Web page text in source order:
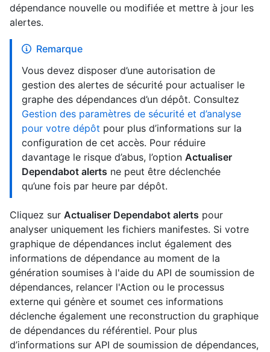
dépendance nouvelle ou modifiée et mettre à jour les
alertes.
Remarque
Vous devez disposer d’une autorisation de
gestion des alertes de sécurité pour actualiser le
graphe des dépendances d’un dépôt. Consultez
Gestion des paramètres de sécurité et d’analyse
pour votre dépôt pour plus d’informations sur la
configuration de cet accès. Pour réduire
davantage le risque d’abus, l’option Actualiser
Dependabot alerts ne peut être déclenchée
qu’une fois par heure par dépôt.
Cliquez sur Actualiser Dependabot alerts pour
analyser uniquement les fichiers manifestes. Si votre
graphique de dépendances inclut également des
informations de dépendance au moment de la
génération soumises à l'aide du API de soumission de
dépendances, relancer l'Action ou le processus
externe qui génère et soumet ces informations
déclenche également une reconstruction du graphique
de dépendances du référentiel. Pour plus
d’informations sur API de soumission de dépendances,